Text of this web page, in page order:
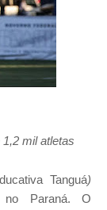
mil atletas
Tanguá)
Paraná. O